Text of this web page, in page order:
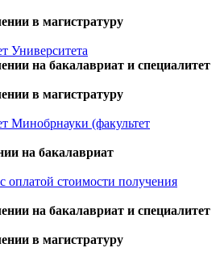
в магистратуру
Университета
на бакалавриат и специалитет
в магистратуру
Минобрнауки (факультет
на бакалавриат
оплатой стоимости получения
на бакалавриат и специалитет
в магистратуру